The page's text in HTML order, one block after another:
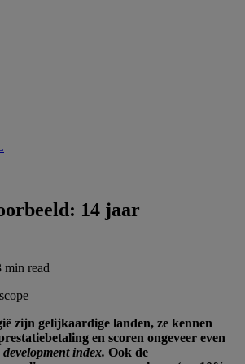
14 jaar
min read
zijn gelijkaardige landen, ze kennen
en scoren ongeveer even
index. Ook de